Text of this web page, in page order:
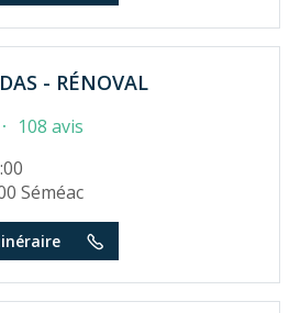
- RÉNOVAL
108 avis
Séméac